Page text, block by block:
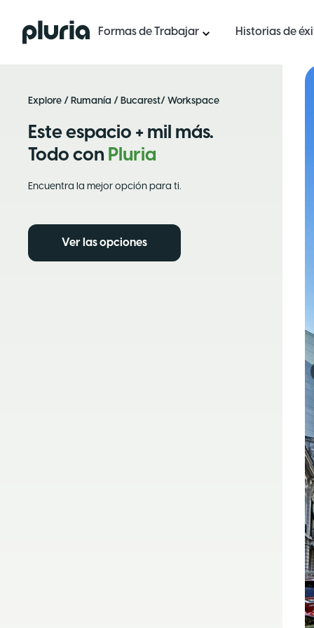
Logo Pluria Formas de Trabajar Historias de
Explore / Rumanía / Bucarest/ Workspace
Este espacio + mil más.
Todo con Pluria
Encuentra la mejor opción para ti.
Ver las opciones